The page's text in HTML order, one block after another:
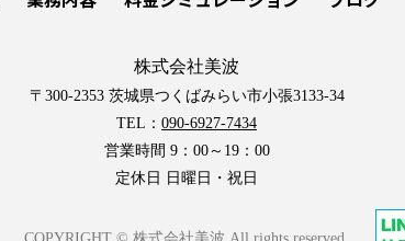
株式会社美波
〒300-2353 茨城県つくばみらい市小張3133-34
TEL： 090-6927-7434
営業時間 9：00～19：00
定休日 日曜日・祝日